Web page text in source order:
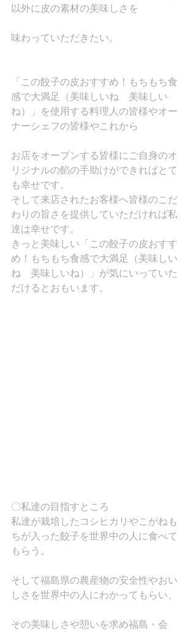
以外に皮の素材の美味しさを
味わっていただきたい。
「この餃子の皮おすすめ！もちもち食
感で大満足（美味しいね　美味しい
ね）」を使用する料理人の皆様やオー
ナーシェフの皆様やこれから
お店をオープンする皆様にご自身のオ
リジナルの餡の手助けができればとて
も幸せです。
そして来店されたお客様へ皆様のこだ
わりの旨さを提供していただければ私
達は幸せです。
きっと美味しい「この餃子の皮おすす
め！もちもち食感で大満足（美味しい
ね　美味しいね）」が気にいっていた
だけるとおもいます。
〇私達の目指すところ
私達が栽培したコシヒカリやこがねも
ちが入った餃子を世界中の人に食べて
もらう。
そして福島県の農産物の安全性やおい
しさを世界中の人にわかってもらい、
その美味しさや憩いを求め福島・会